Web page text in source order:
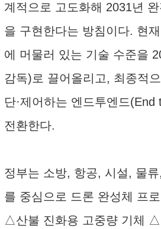
계적으로 고도화해 2031년
을 구현한다는 방침이다. 현
에 머물러 있는 기술 수준을
감독)로 끌어올리고, 최종적
단·제어하는 엔드투엔드(End
전환한다.
정부는 소방, 항공, 시설, 물
를 중심으로 드론 완성체 프
△산불 진화용 고중량 기체 △